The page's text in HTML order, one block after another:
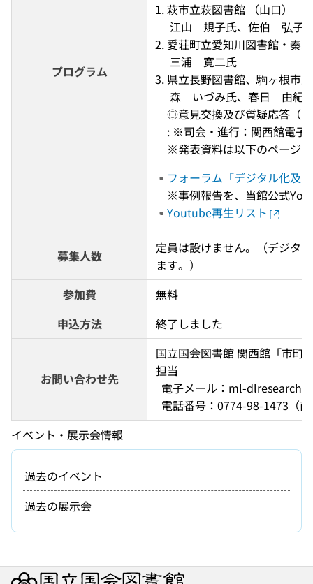
プログラム
萩市立萩図書館 （山口）
江山　規子氏、佐伯　弘子
愛荘町立愛知川図書館・秦
三浦　寛二氏
県立長野図書館、駒ヶ根市
森　いづみ氏、春日　由紀
◎意見交換及び質疑応答（
: ※司会・進行：関西館電子
※発表資料は以下のページ
フォーラム「デジタル化及
※事例報告を、当館公式
Youtube再生リスト
募集人数
定員は設けません。（デジタ
ます。）
参加費
無料
申込方法
終了しました
お問い合わせ先
国立国会図書館 関西館「市町
担当
  電子メール：ml-dlresearch
電話番号：0774-98-1473（
イベント・展示会情報
過去のイベント
過去の展示会